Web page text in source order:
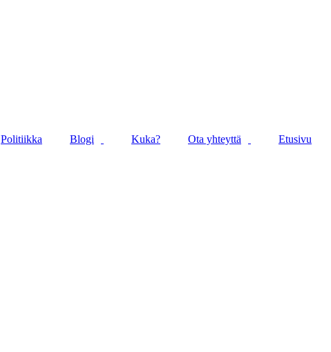
Politiikka Blogi Kuka? Ota yhteyttä Etusivu